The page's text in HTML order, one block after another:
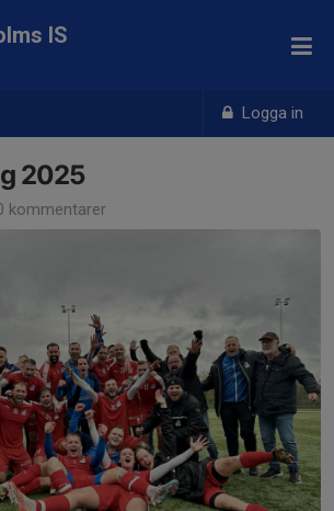
Logga in
IS
2025
kommentarer